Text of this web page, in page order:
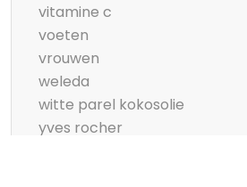
vitamine c
voeten
vrouwen
weleda
witte parel kokosolie
yves rocher